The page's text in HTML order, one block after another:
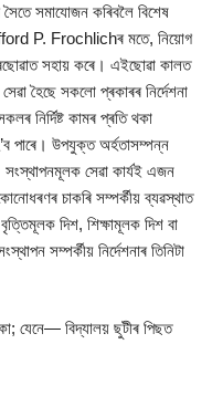
সমাযোজন কৰিবলৈ বিশেষ
P. Frochlichৰ মতে, নিয়োগ
সহায় কৰে। এইছোৱা কালত
হৈছে সকলো প্ৰকাৰৰ নিৰ্দেশনা
নিৰ্দিষ্ট কামৰ প্ৰতি থকা
পাৰে। উপযুক্ত অৰ্হতাসম্পন্ন
সেৱা কাৰ্যই এজন
চাকৰি সম্পৰ্কীয় ব্যৱস্থাত
দিশ, শিক্ষামূলক দিশ বা
সম্পৰ্কীয় নিৰ্দেশনাৰ তিনিটা
যেনে— বিদ্যালয় ছুটীৰ পিছত